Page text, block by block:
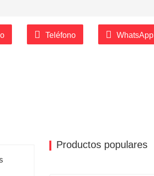
Teléfono WhatsApp
Productos populares